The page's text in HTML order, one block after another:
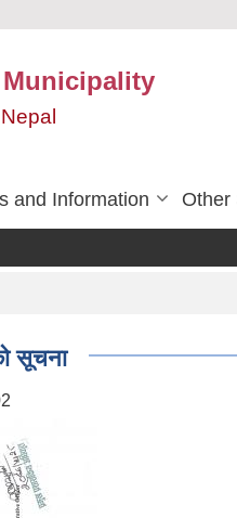
and Information Other
सूचना